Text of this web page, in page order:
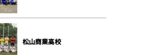
松山商業高校